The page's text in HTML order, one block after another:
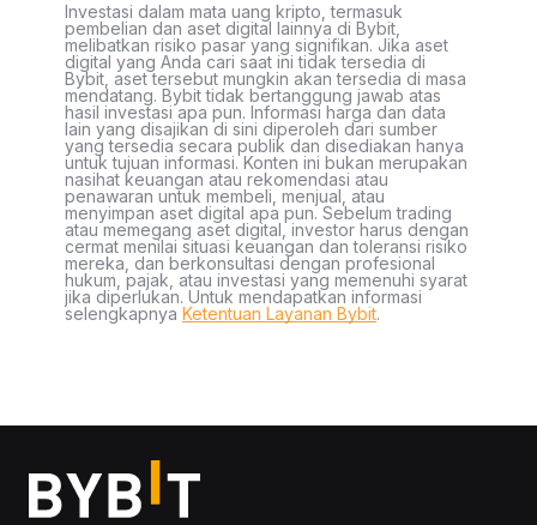
Investasi dalam mata uang kripto, termasuk
pembelian dan aset digital lainnya di Bybit,
melibatkan risiko pasar yang signifikan. Jika aset
digital yang Anda cari saat ini tidak tersedia di
Bybit, aset tersebut mungkin akan tersedia di masa
mendatang. Bybit tidak bertanggung jawab atas
hasil investasi apa pun. Informasi harga dan data
lain yang disajikan di sini diperoleh dari sumber
yang tersedia secara publik dan disediakan hanya
untuk tujuan informasi. Konten ini bukan merupakan
nasihat keuangan atau rekomendasi atau
penawaran untuk membeli, menjual, atau
menyimpan aset digital apa pun. Sebelum trading
atau memegang aset digital, investor harus dengan
cermat menilai situasi keuangan dan toleransi risiko
mereka, dan berkonsultasi dengan profesional
hukum, pajak, atau investasi yang memenuhi syarat
jika diperlukan. Untuk mendapatkan informasi
selengkapnya Ketentuan Layanan Bybit.